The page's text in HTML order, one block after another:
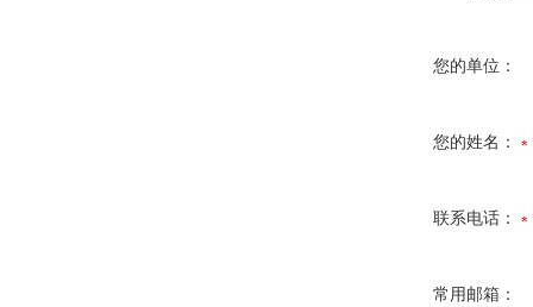
您的单位：
您的姓名：
联系电话：
常用邮箱：